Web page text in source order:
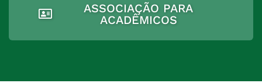
ASSOCIAÇÃO PARA
ACADÊMICOS